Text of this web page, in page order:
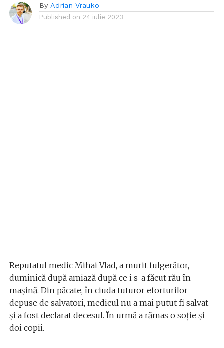
By Adrian Vrauko
Published on 24 iulie 2023
Reputatul medic Mihai Vlad, a murit fulgerător,
duminică după amiază după ce i s-a făcut rău în
maşină. Din păcate, în ciuda tuturor eforturilor
depuse de salvatori, medicul nu a mai putut fi salvat
şi a fost declarat decesul. În urmă a rămas o soţie şi
doi copii.